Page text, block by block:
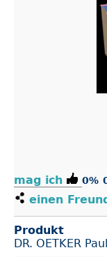
mag ich 0%
einen
Produkt
DR. OETKER